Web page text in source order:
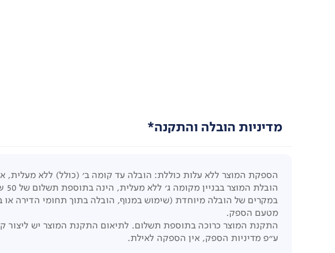
מדיניות הובלה והתקנה*
הספקת המוצר ללא עלות כוללת: הובלה עד קומה ב' (כולל) ללא מעלית,
הובלת המוצר בבניין מקומה ג' ללא מעלית, הינה בתוספת תשלום של 50 ₪ לכל קומה.
במקרים של הובלה מיוחדת (שימוש במנוף, הובלה בתוך תחומי הדירה
מטעם הספק.
התקנת המוצר כרוכה בתוספת תשלום. לתיאום התקנת המוצר יש ליצור קשר בטלפון 5066* או
ע"פ מדיניות הספק, אין הספקה לאילת.